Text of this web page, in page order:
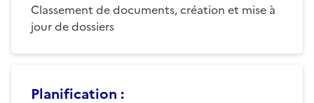
Classement de documents, création et mise à
jour de dossiers
Planification :